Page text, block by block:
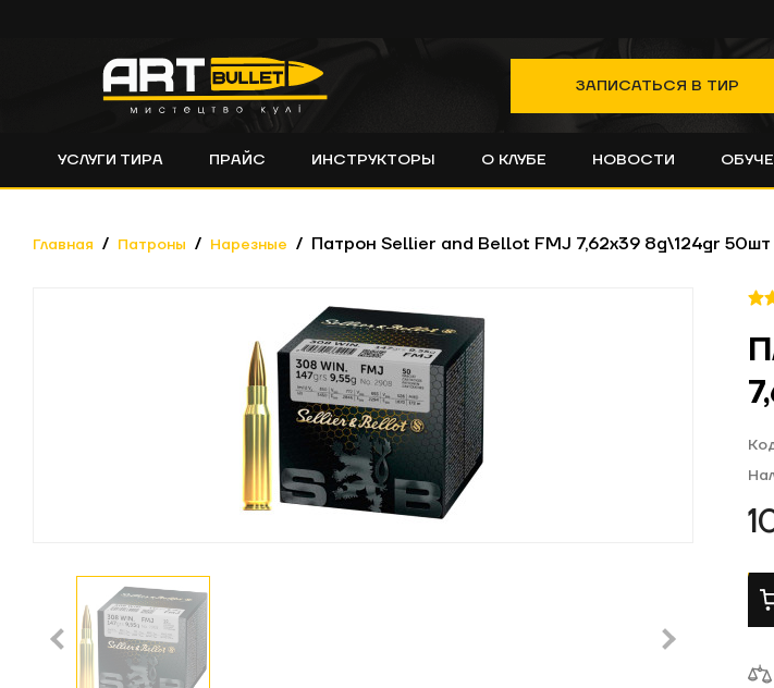
ЗАПИСАТЬСЯ В ТИР
УСЛУГИ ТИРА ПРАЙС ИНСТРУКТОРЫ О КЛУБЕ НОВОСТИ
Главная Патроны Нарезные Патрон Sellier and Bellot FMJ 7,62x39 8g\124gr 50шт